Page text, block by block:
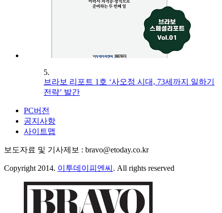
5.
브라보 리포트 1호 ‘사오정 시대, 73세까지 일하기
전략’ 발간
PC버전
공지사항
사이트맵
보도자료 및 기사제보 : bravo@etoday.co.kr
Copyright 2014. 이투데이피엔씨 . All rights reserved